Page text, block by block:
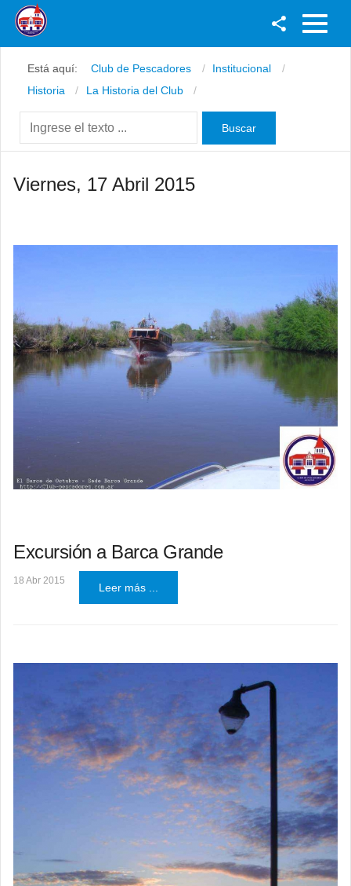
Youtube
Instagram
Está aquí: Club de Pescadores
Institucional
Historia
La Historia del Club
Viernes, 17 Abril 2015
Excursión a Barca Grande
18 Abr 2015
Leer más ...